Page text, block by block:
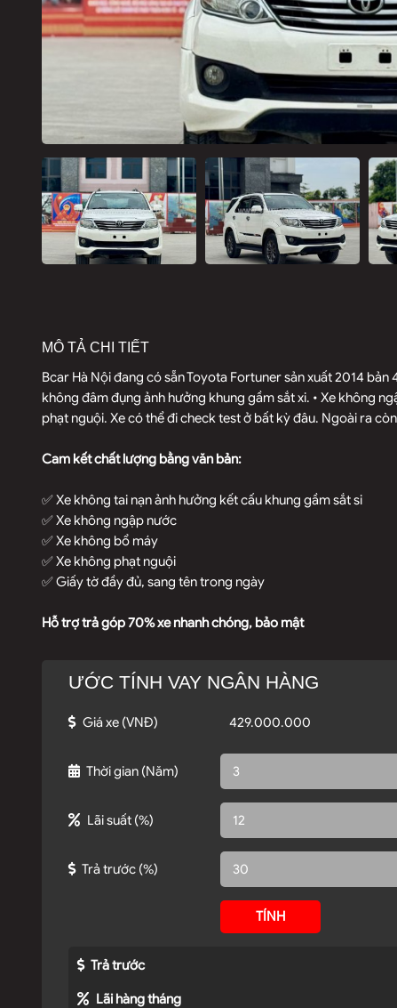
MÔ TẢ CHI TIẾT
Bcar Hà Nội đang có sẵn Toyota Fortuner sản xuất 2014
không đâm đụng ảnh hưởng khung gầm sắt xi. • Xe không
phạt nguội. Xe có thể đi check test ở bất kỳ đâu. Ngoài ra
Cam kết chất lượng bằng văn bản:
✅ Xe không tai nạn ảnh hưởng kết cấu khung gầm sắt si
✅ Xe không ngập nước
✅ Xe không bổ máy
✅ Xe không phạt nguội
✅ Giấy tờ đầy đủ, sang tên trong ngày
Hỗ trợ trả góp 70% xe nhanh chóng, bảo mật
ƯỚC TÍNH VAY NGÂN HÀNG
Giá xe (VNĐ)
Thời gian (Năm)
Lãi suất (%)
Trả trước (%)
TÍNH
Trả trước
Lãi hàng tháng